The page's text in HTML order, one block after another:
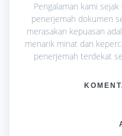
Pengalaman kami
penerjemah dokumen
merasakan kepuasan
menarik minat dan
penerjemah terdekat